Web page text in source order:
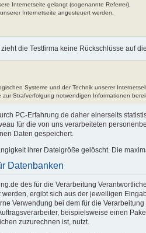
Internetseite gelangt (sogenannte Referrer),
Internetseite angesteuert werden,
die Testfirma keine Rückschlüsse auf
Systeme und der Technik unserer
Strafverfolgung notwendigen Informationen
PC-Erfahrung.de daher einerseits
für die von uns verarbeiteten
Daten gespeichert.
ihrer Dateigröße gelöscht. Die
Datenbanken
des für die Verarbeitung
ergibt sich aus der jeweiligen
Verwendung bei dem für die
beispielsweise einen
zuzurechnen ist, nutzt.